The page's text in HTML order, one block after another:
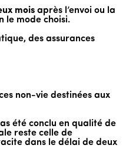
mois après l’envoi ou la
le mode choisi.
des assurances
non-vie destinées aux
été conclu en qualité de
reste celle de
dans le délai de deux